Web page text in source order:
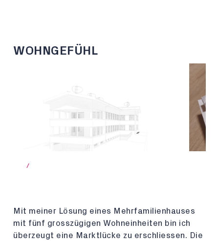
WOHNGEFÜHL
/
Mit meiner Lösung eines Mehrfamilienhauses
mit fünf grosszügigen Wohneinheiten bin ich
überzeugt eine Marktlücke zu erschliessen. Die